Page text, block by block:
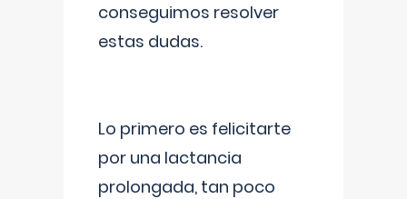
conseguimos resolver
estas dudas.
Lo primero es felicitarte
por una lactancia
prolongada, tan poco